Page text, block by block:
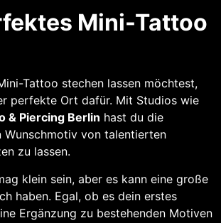
Mini-Tattoo
Tattoo stechen lassen möchtest,
perfekte Ort dafür. Mit Studios wie
& Piercing Berlin hast du die
Wunschmotiv von talentierten
zu lassen.
klein sein, aber es kann eine große
haben. Egal, ob es dein erstes
Ergänzung zu bestehenden Motiven